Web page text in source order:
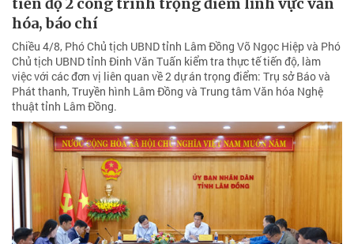
tiến độ 2 công trình trọng điểm lĩnh vực văn
hóa, báo chí
Chiều 4/8, Phó Chủ tịch UBND tỉnh Lâm Đồng Võ Ngọc Hiệp và Phó
Chủ tịch UBND tỉnh Đinh Văn Tuấn kiểm tra thực tế tiến độ, làm
việc với các đơn vị liên quan về 2 dự án trọng điểm: Trụ sở Báo và
Phát thanh, Truyền hình Lâm Đồng và Trung tâm Văn hóa Nghệ
thuật tỉnh Lâm Đồng.